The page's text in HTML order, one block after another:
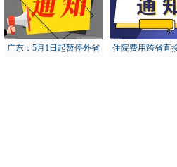
广东：5月1日起暂停外省
住院费用跨省直